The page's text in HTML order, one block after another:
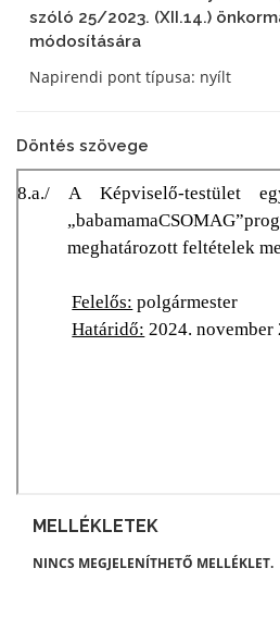
szóló 25/2023. (XII.14.)
módosítására
Napirendi pont típusa: nyílt
Döntés szövege
MELLÉKLETEK
NINCS MEGJELENÍTHETŐ MELLÉKLET.